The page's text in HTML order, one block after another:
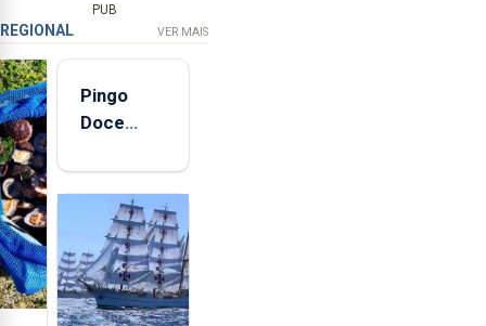
PUB
REGIONAL VER MAIS
Pingo
Doce
quinta-
feira nova
loja em
São
Sebastião
e cria 30